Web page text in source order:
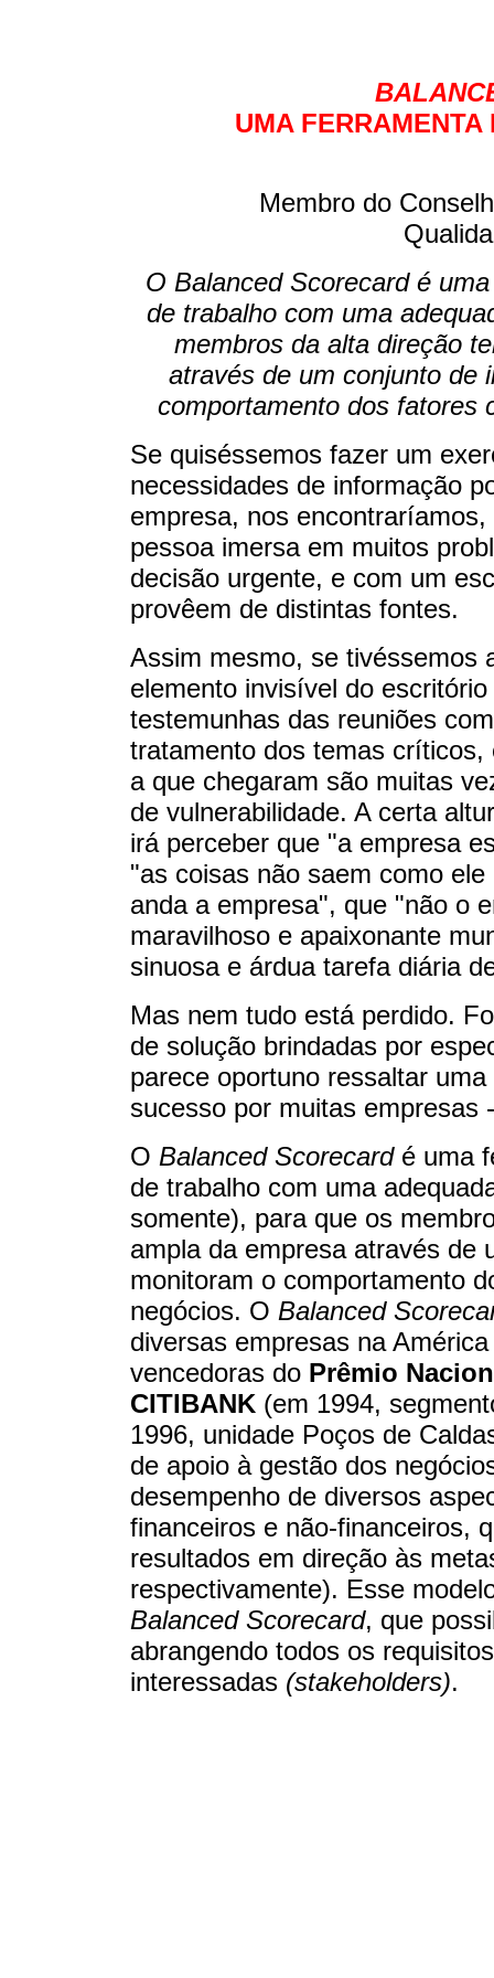
UMA
Membro do
O Balanced Scorecard é
de trabalho com uma
membros da alta direção
através de um conjunto de
comportamento dos fatores
Se quiséssemos fazer um
necessidades de informação
empresa, nos
pessoa imersa em muitos
decisão urgente, e com um
provêem de distintas fontes.
Assim mesmo, se tivéssemos
elemento invisível do
testemunhas das reuniões
tratamento dos temas
a que chegaram são muitas
de vulnerabilidade. A certa
irá perceber que "a empresa
"as coisas não saem como
anda a empresa", que "não o
maravilhoso e apaixonante
sinuosa e árdua tarefa diária
Mas nem tudo está perdido.
de solução brindadas por
parece oportuno ressaltar
sucesso por muitas empresas
O Balanced Scorecardé uma
de trabalho com uma
somente), para que os
ampla da empresa através de
monitoram o comportamento
negócios. O Balanced
diversas empresas na
vencedoras do Prêmio
CITIBANK (em 1994,
1996, unidade Poços de
de apoio à gestão dos
desempenho de diversos
financeiros e não-financeiros,
resultados em direção às
respectivamente). Esse
Balanced Scorecard, que
abrangendo todos os
interessadas (stakeholders).